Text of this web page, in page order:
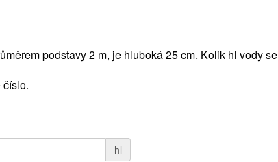
podstavy 2 m, je hluboká 25 cm. Kolik hl vody se
číslo.
hl